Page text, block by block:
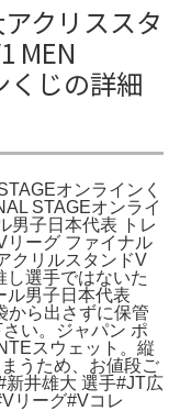
クリススタ
MEN
くじの詳細
オンラインく
STAGEオンライ
男子日本代表 トレ
リーグ ファイナル
クリルスタンドV
し選手ではないた
ル男子日本代表
から出さずに保管
い。ジャパン ポ
スウェット。縦
うため、お値段ご
新井雄大 選手#JT広
リーグ#Vコレ